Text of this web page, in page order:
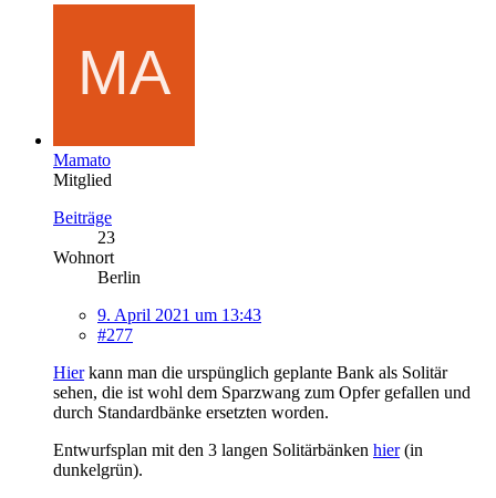
Mamato
Mitglied
Beiträge
23
Wohnort
Berlin
9. April 2021 um 13:43
#277
Hierkann man die urspünglich geplante Bank als Solitär
sehen, die ist wohl dem Sparzwang zum Opfer gefallen und
durch Standardbänke ersetzten worden.
Entwurfsplan mit den 3 langen Solitärbänken hier(in
dunkelgrün).